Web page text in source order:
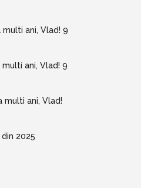
multi ani, Vlad! 9
multi ani, Vlad! 9
multi ani, Vlad!
2025